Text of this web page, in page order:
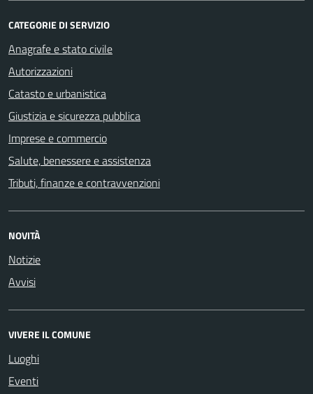
CATEGORIE DI SERVIZIO
Anagrafe e stato civile
Autorizzazioni
Catasto e urbanistica
Giustizia e sicurezza pubblica
Imprese e commercio
Salute, benessere e assistenza
Tributi, finanze e contravvenzioni
NOVITÀ
Notizie
Avvisi
VIVERE IL COMUNE
Luoghi
Eventi